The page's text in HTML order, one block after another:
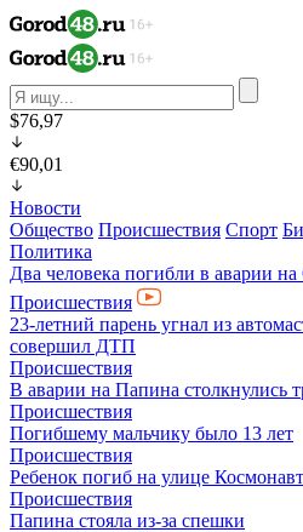
$76,97
€90,01
Новости
Общество Происшествия Спорт
Политика
Два человека погибли в аварии
Происшествия
23-летний парень угнал из
совершил ДТП
Происшествия
В аварии на Папина столкнулись
Происшествия
Погибшему мальчику было 13 лет
Происшествия
Ребенок погиб на улице
Происшествия
Папина стояла из-за спешки